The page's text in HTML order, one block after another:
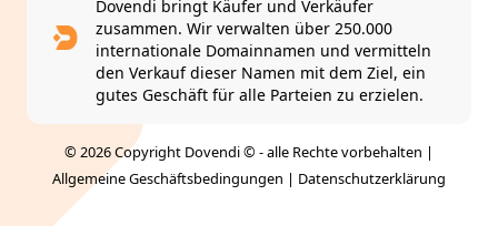
Dovendi bringt Käufer und Verkäufer
zusammen. Wir verwalten über 250.000
internationale Domainnamen und vermitteln
den Verkauf dieser Namen mit dem Ziel, ein
gutes Geschäft für alle Parteien zu erzielen.
© 2026 Copyright Dovendi © - alle Rechte vorbehalten |
Allgemeine Geschäftsbedingungen | Datenschutzerklärung